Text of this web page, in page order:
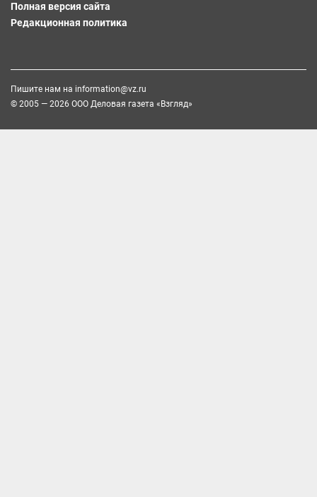
Полная версия сайта
Редакционная политика
Пишите нам на information@vz.ru
© 2005 — 2026 ООО Деловая газета «Взгляд»